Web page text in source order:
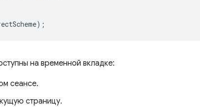
);
на временной вкладке:
сеансе.
страницу.